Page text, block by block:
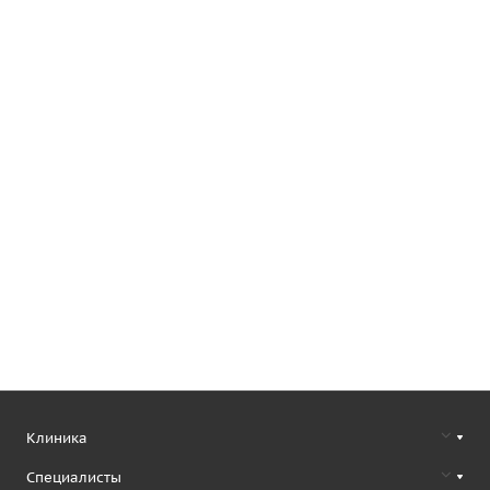
Клиника
Специалисты